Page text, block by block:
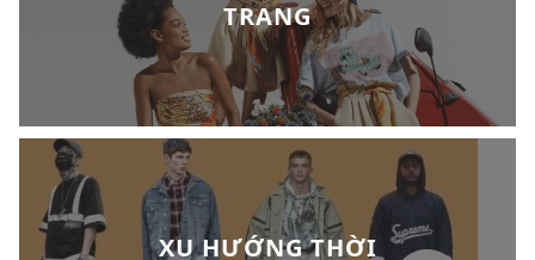
TRANG
XU HƯỚNG THỜI